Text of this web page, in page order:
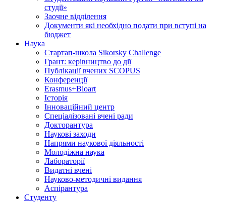
студії»
Заочне відділення
Документи які необхідно подати при вступі на
бюджет
Наука
Стартап-школа Sikorsky Challenge
Грант: керівництво до дії
Публікації вчених SCOPUS
Конференції
Erasmus+Bioart
Історія
Інноваційний центр
Спеціалізовані вчені ради
Докторантура
Наукові заходи
Напрями наукової діяльності
Молодіжна наука
Лабораторії
Видатні вчені
Науково-методичні видання
Аспірантура
Студенту